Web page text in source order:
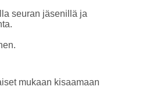
seuran jäsenillä ja
mukaan kisaamaan